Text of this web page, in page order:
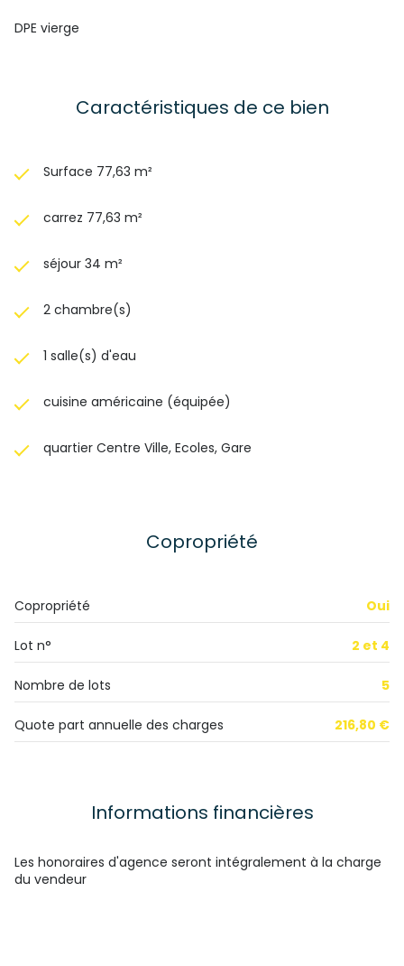
DPE vierge
Caractéristiques de ce bien
Surface 77,63 m²
carrez 77,63 m²
séjour 34 m²
2 chambre(s)
1 salle(s) d'eau
cuisine américaine (équipée)
quartier Centre Ville, Ecoles, Gare
Copropriété
Copropriété Oui
Lot n° 2 et 4
Nombre de lots 5
Quote part annuelle des charges 216,80 €
Informations financières
Les honoraires d'agence seront intégralement à la charge
du vendeur